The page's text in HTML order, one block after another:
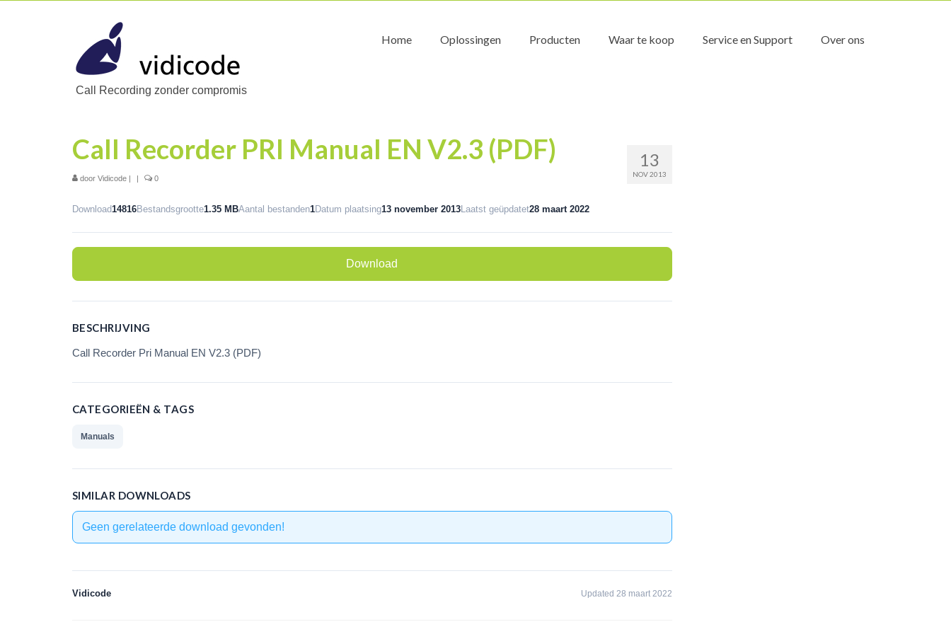
Call Recording zonder compromis
Home Oplossingen Producten Waar te koop Service en Support Over ons
13
NOV 2013
Call Recorder PRI Manual EN V2.3 (PDF)
door Vidicode | | 0
Download14816Bestandsgrootte1.35 MBAantal bestanden1Datum plaatsing13 november 2013Laatst geüpdatet28 maart 2022
Download
BESCHRIJVING
Call Recorder Pri Manual EN V2.3 (PDF)
CATEGORIEËN & TAGS
Manuals
SIMILAR DOWNLOADS
Geen gerelateerde download gevonden!
Vidicode Updated 28 maart 2022